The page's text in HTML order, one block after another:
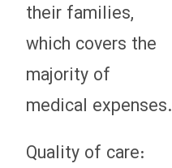
their families,
which covers the
majority of
medical expenses.
Quality of care: